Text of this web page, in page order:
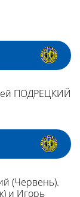
ПОДРЕЦКИЙ
(Червень).
и Игорь